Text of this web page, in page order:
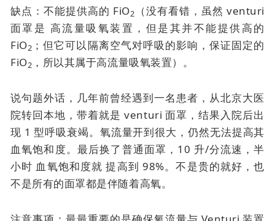
缺点：不能提供高的 FiO2 （没有看错，虽然venturi
面罩是 高流量吸氧装置，但是其并不能提供高的
FiO2 ；但它可以隔离空气对呼吸的影响，保证固定的
FiO2 ，所以其属于高流量吸氧装置）。
说句题外话，几年前曾经遇到一名患者，从北京大医
院转回本地，带着就是venturi 面罩 ，结果入院后出
现 1 型呼吸衰竭。氧流量开到很大，仍然无法提高其
血氧饱和度。最后换了普通面罩，10 升/分流速，半
小时 血氧饱和度就 提高到 98%。不是贵的就好，也
不是所有的面罩都是伴随着高氧。